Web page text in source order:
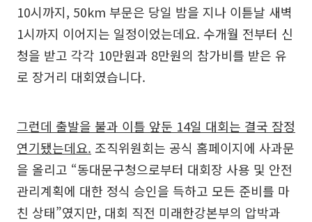
10시까지, 50km 부문은 당일 밤을 지나 이튿날 새벽
1시까지 이어지는 일정이었는데요. 수개월 전부터 신
청을 받고 각각 10만원과 8만원의 참가비를 받은 유
로 장거리 대회였습니다.
그런데 출발을 불과 이틀 앞둔 14일 대회는 결국 잠정
연기됐는데요. 조직위원회는 공식 홈페이지에 사과문
을 올리고 “동대문구청으로부터 대회장 사용 및 안전
관리계획에 대한 정식 승인을 득하고 모든 준비를 마
친 상태”였지만, 대회 직전 미래한강본부의 압박과